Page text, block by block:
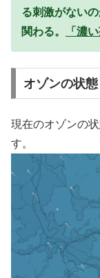
る刺激がない
関わる。
「濃
オゾンの状態
現在のオゾンの
す。